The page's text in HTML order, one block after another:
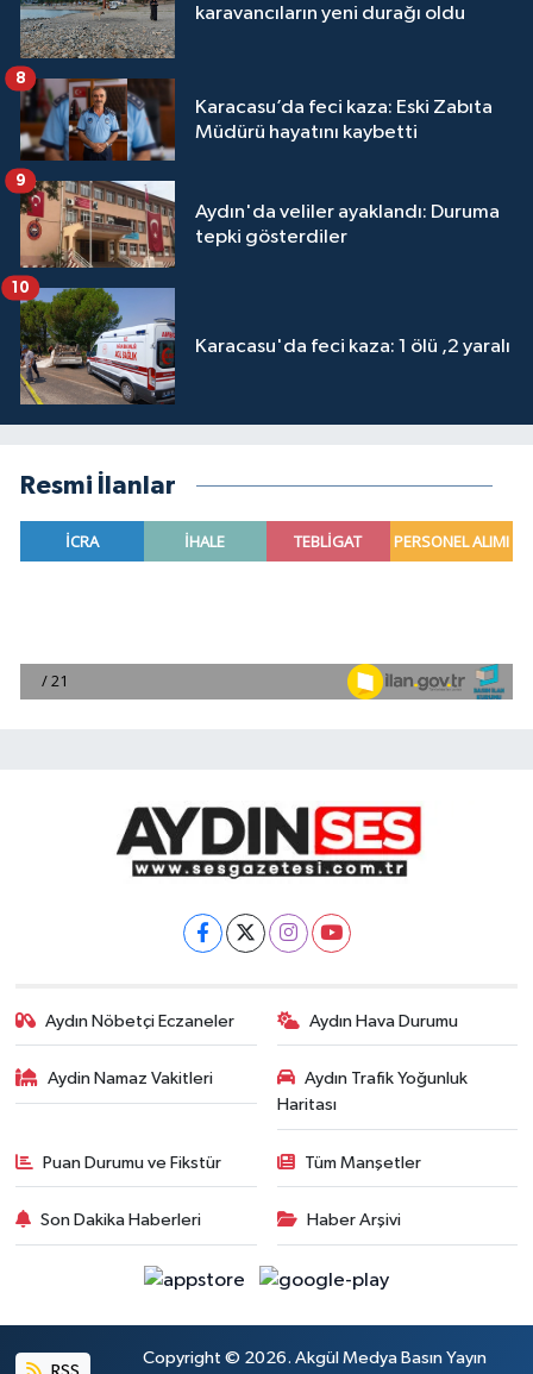
karavancıların yeni durağı oldu
Karacasu’da feci kaza: Eski Zabıta
Müdürü hayatını kaybetti
8
Aydın'da veliler ayaklandı: Duruma
tepki gösterdiler
9
Karacasu'da feci kaza: 1 ölü ,2 yaralı
10
Resmi İlanlar
Aydın Nöbetçi Eczaneler Aydın Hava Durumu
Aydin Namaz Vakitleri
Aydın Trafik Yoğunluk
Haritası
Puan Durumu ve Fikstür Tüm Manşetler
Son Dakika Haberleri Haber Arşivi
Copyright © 2026. Akgül Medya Basın Yayın